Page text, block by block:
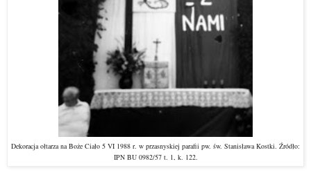
Dekoracja ołtarza na Boże Ciało 5 VI 1988 r. w przasnyskiej parafii pw. św. Stanisława Kostki. Źródło:
IPN BU 0982/57 t. 1, k. 122.